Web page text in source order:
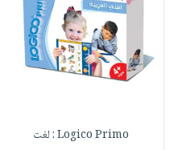
Logico Primo : لغت